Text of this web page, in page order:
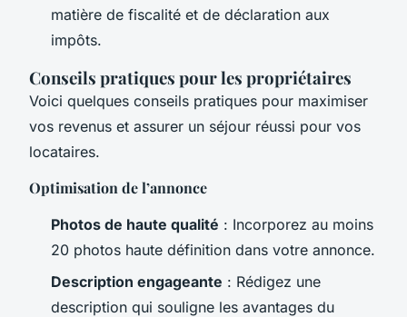
matière de fiscalité et de déclaration aux
impôts.
Conseils pratiques pour les propriétaires
Voici quelques conseils pratiques pour maximiser
vos revenus et assurer un séjour réussi pour vos
locataires.
Optimisation de l’annonce
Photos de haute qualité : Incorporez au moins
20 photos haute définition dans votre annonce.
Description engageante : Rédigez une
description qui souligne les avantages du